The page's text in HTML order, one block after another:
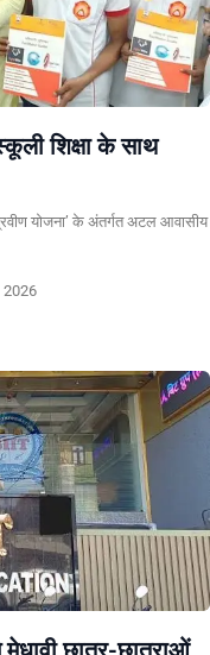
शिक्षा के साथ
योजना’ के अंतर्गत अटल आवासीय
2026